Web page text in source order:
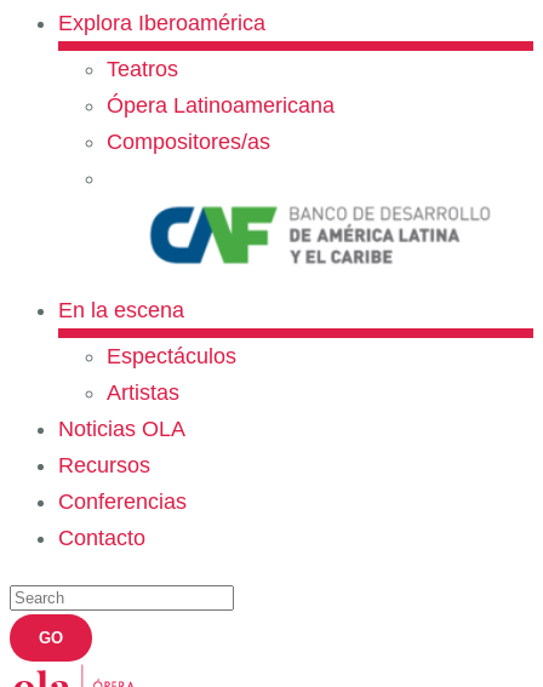
Explora Iberoamérica
Teatros
Ópera Latinoamericana
Compositores/as
En la escena
Espectáculos
Artistas
Noticias OLA
Recursos
Conferencias
Contacto